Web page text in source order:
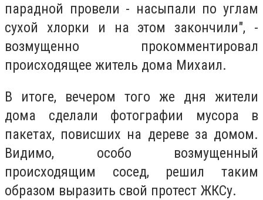
парадной провели - насыпали по углам
сухой хлорки и на этом закончили", -
возмущенно прокомментировал
происходящее житель дома Михаил.
В итоге, вечером того же дня жители
дома сделали фотографии мусора в
пакетах, повисших на дереве за домом.
Видимо, особо возмущенный
происходящим сосед, решил таким
образом выразить свой протест ЖКСу.